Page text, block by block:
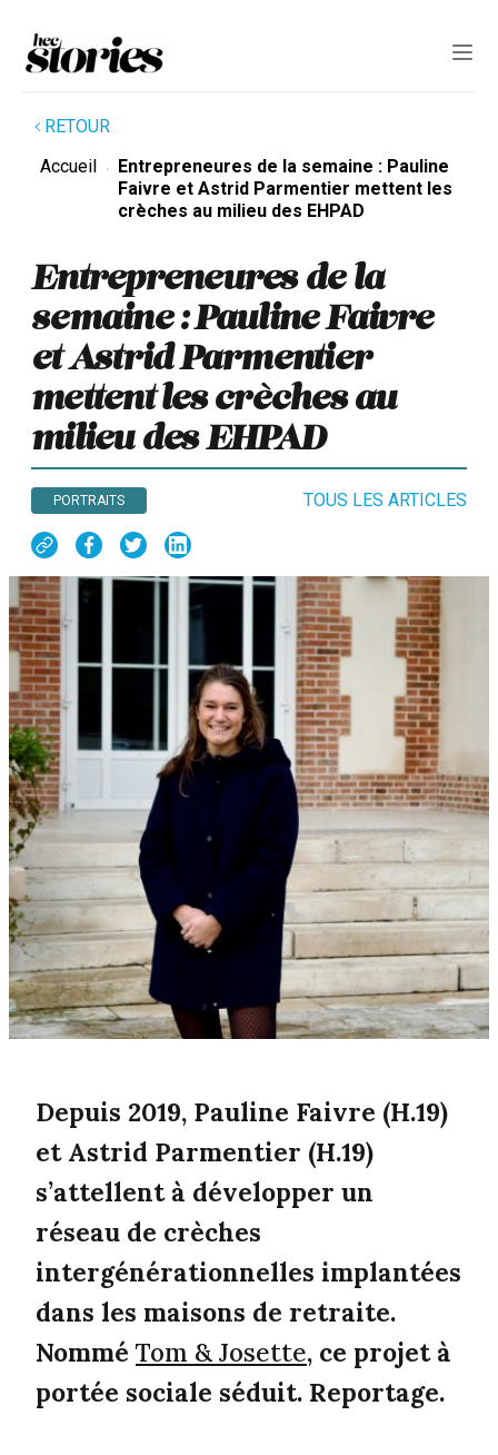
RETOUR
Accueil
Entrepreneures de la semaine : Pauline
Faivre et Astrid Parmentier mettent les
crèches au milieu des EHPAD
Entrepreneures de la
semaine : Pauline Faivre
et Astrid Parmentier
mettent les crèches au
milieu des EHPAD
PORTRAITS TOUS LES ARTICLES
Depuis 2019, Pauline Faivre (H.19)
et Astrid Parmentier (H.19)
s’attellent à développer un
réseau de crèches
intergénérationnelles implantées
dans les maisons de retraite.
Nommé Tom & Josette, ce projet à
portée sociale séduit. Reportage.